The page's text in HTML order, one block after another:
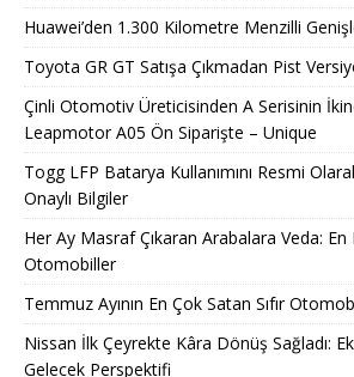
Huawei’den 1.300 Kilometre Menzilli
Toyota GR GT Satışa Çıkmadan Pist
Çinli Otomotiv Üreticisinden A Serisinin
Leapmotor A05 Ön Siparişte – Unique
Togg LFP Batarya Kullanımını Resmi
Onaylı Bilgiler
Her Ay Masraf Çıkaran Arabalara Veda: En
Otomobiller
Temmuz Ayının En Çok Satan Sıfır
Nissan İlk Çeyrekte Kâra Dönüş Sağladı:
Gelecek Perspektifi